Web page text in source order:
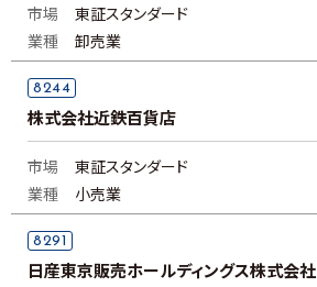
市場
東証スタンダード
業種
卸売業
8244
株式会社近鉄百貨店
市場
東証スタンダード
業種
小売業
8291
日産東京販売ホールディングス株式会社